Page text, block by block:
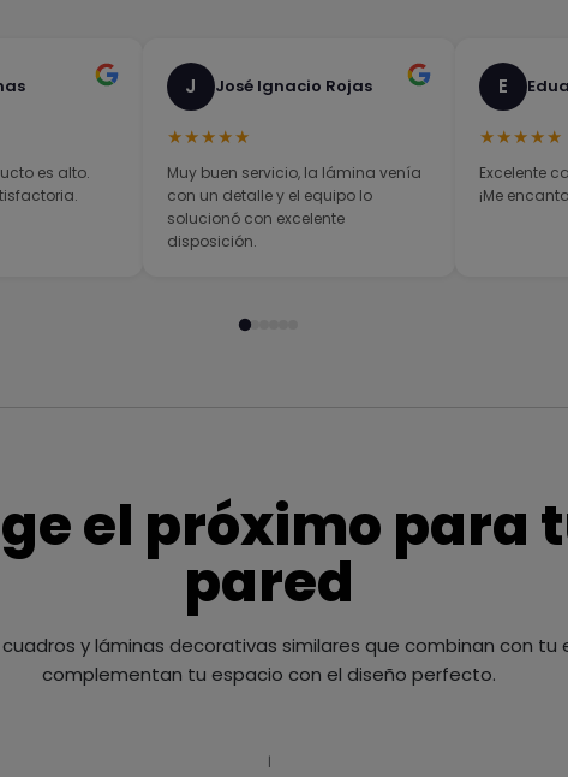
es alto.
J José Ignacio Rojas
★★★★★
Muy buen servicio, la lámina venía
con un detalle y el equipo lo
solucionó con excelente
disposición.
E
★★★★★
Excelente
¡Me
el próximo para
pared
y láminas decorativas similares que combinan con tu
complementan tu espacio con el diseño perfecto.
|